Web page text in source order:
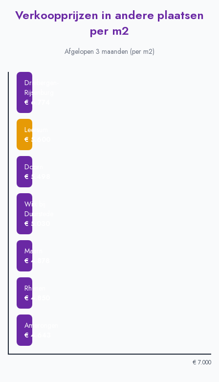
Verkoopprijzen in andere plaatsen-Afgelopen 3 maanden
Plaats
Gemiddelde
€ 894.730
€ 683.271
Wijk bij Duurstede
Rhenen
Amerongen
Maarn
Verkoopprijzen in andere plaatsen
per m2
Afgelopen 3 maanden (per m2)
Driebergen-
Rijsenburg
€ 6.774
Leersum
€ 5.600
Doorn
€ 5.498
Wijk bij
Duurstede
€ 5.030
Maarn
€ 4.878
Rhenen
€ 4.850
Amerongen
€ 4.643
€ 7.000